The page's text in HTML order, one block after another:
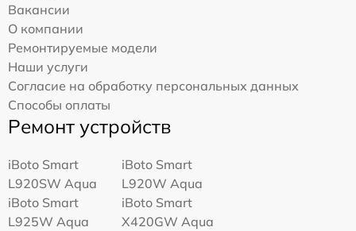
Вакансии
О компании
Ремонтируемые модели
Наши услуги
Согласие на обработку персональных данных
Способы оплаты
Ремонт устройств
iBoto Smart
L920SW Aqua
iBoto Smart
L920W Aqua
iBoto Smart
L925W Aqua
iBoto Smart
Х420GW Aqua